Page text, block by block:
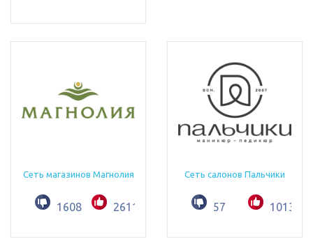
Сеть магазинов Магнолия
1608 2611
Сеть салонов Пальчики
57 1013